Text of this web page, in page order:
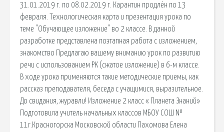
31.01.2019 г. по 08.02.2019 г. Карантин продлён по 13
февраля. Технологическая карта и презентация урока по
теме "Обучающее изложение" во 2 классе. В данной
разработке представлена поэтапная работа с изложением,
знакомство Предлагаю вашему вниманию урок по развитию
речи с использованием РК (сжатое изложение) в 6-м классе.
В ходе урока применяются такие методические приемы, как
рассказ преподавателя, беседа с учащимися, выразительное.
До свидания, журавли! Изложение 2 класс « Планета Знаний»
Подготовила учитель начальных классов МБОУ СОШ №
11г.Красногорска Московской области Пахомова Елена